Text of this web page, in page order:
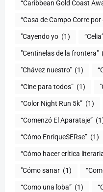
“Casa de Campo Corre por
"Cayendo yo (1)
"Centinelas de la frontera"
"Chávez nuestro" (1)
“Cine para todos” (1)
“Color Night Run 5k” (1)
“Comenzó El Aparataje”
“Cómo EnriqueSERse” (1)
"Cómo sanar (1)
“Como una loba” (1)